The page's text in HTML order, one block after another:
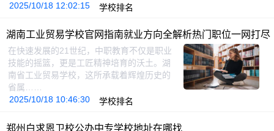
2025/10/18 12:02:15
学校排名
湖南工业贸易学校官网指南就业方向全解析热门职位一网打尽
在快速发展的21世纪，中职教育不仅是职业
技能的摇篮，更是工匠精神培育的沃土。湖
南省工业贸易学校，这所承载着辉煌历史的
省属……
2025/10/18 10:46:30
学校排名
郑州白求恩卫校公办中专学校地址在哪找